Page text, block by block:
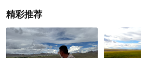
精彩推荐